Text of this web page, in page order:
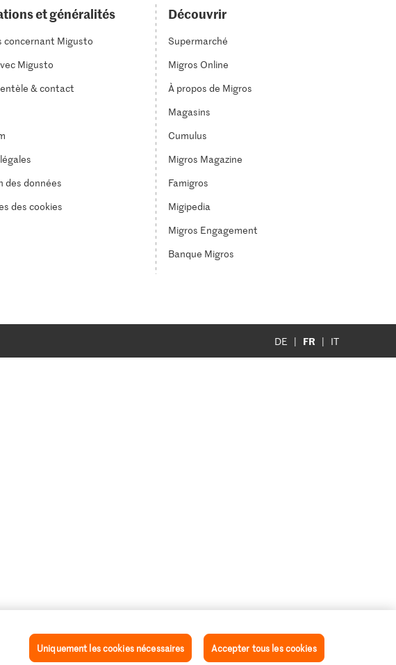
et généralités
concernant Migusto
Migusto
& contact
des données
des cookies
Découvrir
Supermarché
Migros Online
À propos de Migros
Magasins
Cumulus
Migros Magazine
Famigros
Migipedia
Migros Engagement
Banque Migros
DE FR IT
Uniquement les cookies nécessaires Accepter tous les cookies